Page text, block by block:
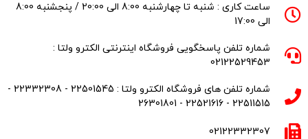
ساعت کاری : شنبه تا چهارشنبه 8:00 الی 20:00 / پنجشنبه 8:00
الی 17:00
شماره تلفن پاسخگویی فروشگاه اینترنتی الکترو ولتا :
02122529453
شماره تلفن های فروشگاه الکترو ولتا : 22501545 - 22332308 -
22511515 - 22521616 - 26301801
02122332307